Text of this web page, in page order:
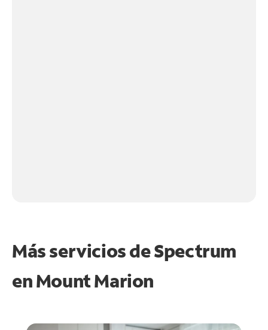
Más servicios de Spectrum
enMount Marion